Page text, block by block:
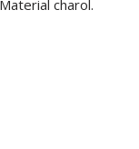
charol.